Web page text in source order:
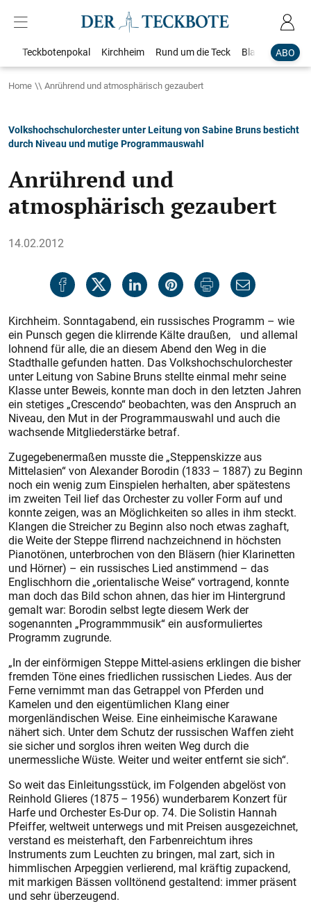
ABO
Teckbotenpokal Kirchheim Rund um die Teck Blaulicht
Home Anrührend und atmosphärisch gezaubert
Volkshochschulorchester unter Leitung von Sabine Bruns besticht
durch Niveau und mutige Programmauswahl
Anrührend und
atmosphärisch gezaubert
14.02.2012
Kirchheim. Sonntagabend, ein russisches Programm – wie
ein Punsch gegen die klirrende Kälte draußen, und allemal
lohnend für alle, die an diesem Abend den Weg in die
Stadthalle gefunden hatten. Das Volkshochschulorchester
unter Leitung von Sabine Bruns stellte einmal mehr seine
Klasse unter Beweis, konnte man doch in den letzten Jahren
ein stetiges „Crescendo“ beobachten, was den Anspruch an
Niveau, den Mut in der Programmauswahl und auch die
wachsende Mitgliederstärke betraf.
Zugegebenermaßen musste die „Steppenskizze aus
Mittelasien“ von Alexander Borodin (1833 – 1887) zu Beginn
noch ein wenig zum Einspielen herhalten, aber spätestens
im zweiten Teil lief das Orchester zu voller Form auf und
konnte zeigen, was an Möglichkeiten so alles in ihm steckt.
Klangen die Streicher zu Beginn also noch etwas zaghaft,
die Weite der Steppe flirrend nachzeichnend in höchsten
Pianotönen, unterbrochen von den Bläsern (hier Klarinetten
und Hörner) – ein russisches Lied anstimmend – das
Englischhorn die „orientalische Weise“ vortragend, konnte
man doch das Bild schon ahnen, das hier im Hintergrund
gemalt war: Borodin selbst legte diesem Werk der
sogenannten „Programmmusik“ ein ausformuliertes
Programm zugrunde.
„In der einförmigen Steppe Mittel-asiens erklingen die bisher
fremden Töne eines friedlichen russischen Liedes. Aus der
Ferne vernimmt man das Getrappel von Pferden und
Kamelen und den eigentümlichen Klang einer
morgenländischen Weise. Eine einheimische Karawane
nähert sich. Unter dem Schutz der russischen Waffen zieht
sie sicher und sorglos ihren weiten Weg durch die
unermessliche Wüste. Weiter und weiter entfernt sie sich“.
So weit das Einleitungsstück, im Folgenden abgelöst von
Reinhold Glieres (1875 – 1956) wunderbarem Konzert für
Harfe und Orchester Es-Dur op. 74. Die Solistin Hannah
Pfeiffer, weltweit unterwegs und mit Preisen ausgezeichnet,
verstand es meisterhaft, den Farbenreichtum ihres
Instruments zum Leuchten zu bringen, mal zart, sich in
himmlischen Arpeggien verlierend, mal kräftig zupackend,
mit markigen Bässen volltönend gestaltend: immer präsent
und sehr überzeugend.